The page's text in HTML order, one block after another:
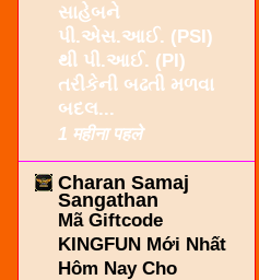
સાહેબને
પી.એસ.આઈ. (PSI)
થી પી.આઈ. (PI)
તરીકેની બઢતી મળવા
બદલ...
1 महीना पहले
Charan Samaj
Sangathan
Mã Giftcode
KINGFUN Mới Nhất
Hôm Nay Cho